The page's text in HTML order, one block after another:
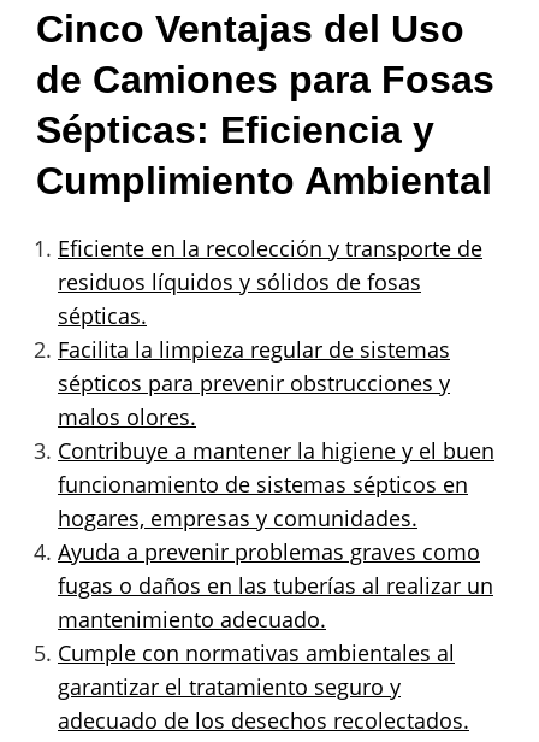
Cinco Ventajas del Uso
de Camiones para Fosas
Sépticas: Eficiencia y
Cumplimiento Ambiental
Eficiente en la recolección y transporte de
residuos líquidos y sólidos de fosas
sépticas.
Facilita la limpieza regular de sistemas
sépticos para prevenir obstrucciones y
malos olores.
Contribuye a mantener la higiene y el buen
funcionamiento de sistemas sépticos en
hogares, empresas y comunidades.
Ayuda a prevenir problemas graves como
fugas o daños en las tuberías al realizar un
mantenimiento adecuado.
Cumple con normativas ambientales al
garantizar el tratamiento seguro y
adecuado de los desechos recolectados.